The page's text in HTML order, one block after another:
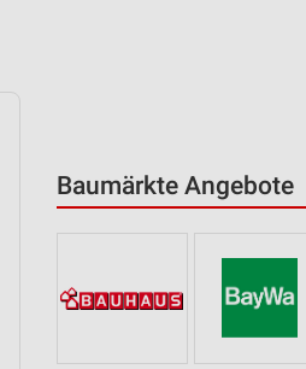
Baumärkte Angebote